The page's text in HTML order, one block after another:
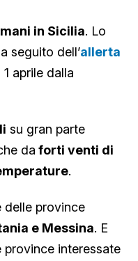
in Sicilia. Lo
seguito dell’allerta
aprile dalla
su gran parte
da forti venti di
.
delle province
e Messina. E
province interessate